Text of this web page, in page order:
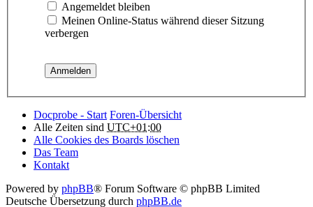
Angemeldet bleiben
Meinen Online-Status während dieser Sitzung
verbergen
Docprobe - Start Foren-Übersicht
Alle Zeiten sind UTC+01:00
Alle Cookies des Boards löschen
Das Team
Kontakt
Powered by phpBB® Forum Software © phpBB Limited
Deutsche Übersetzung durch phpBB.de